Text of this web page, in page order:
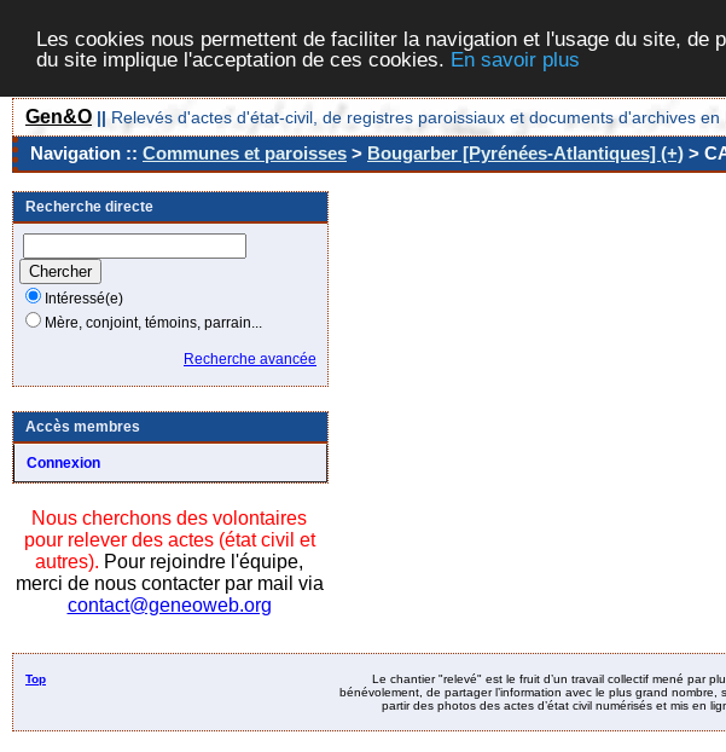
Les cookies nous permettent de faciliter la navigation et l'usage du site,
du site implique l'acceptation de ces cookies. En savoir plus
Gen&O || Relevés d'actes d'état-civil, de registres paroissiaux et documents d'archives en
Navigation :: Communes et paroisses > Bougarber [Pyrénées-Atlantiques] (+) >
Recherche directe
Intéressé(e)
Mère, conjoint, témoins, parrain...
Recherche avancée
Accès membres
Connexion
Nous cherchons des volontaires
pour relever des actes (état civil et
autres). Pour rejoindre l'équipe,
merci de nous contacter par mail via
contact@geneoweb.org
Top
Le chantier "relevé" est le fruit d’un travail collectif mené par
bénévolement, de partager l’information avec le plus grand
partir des photos des actes d’état civil numérisés et mis en